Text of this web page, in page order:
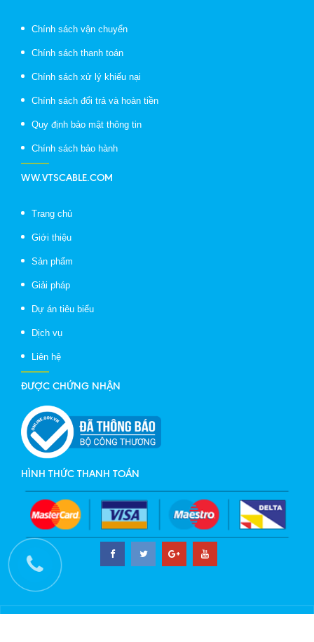
Chính sách vận chuyển
Chính sách thanh toán
Chính sách xử lý khiếu nại
Chính sách đổi trả và hoàn tiền
Quy định bảo mật thông tin
Chính sách bảo hành
WW.VTSCABLE.COM
Trang chủ
Giới thiệu
Sản phẩm
Giải pháp
Dự án tiêu biểu
Dịch vụ
Liên hệ
ĐƯỢC CHỨNG NHẬN
HÌNH THỨC THANH TOÁN